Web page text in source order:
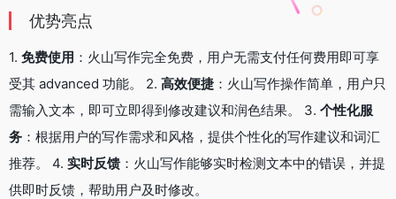
优势亮点
1. 免费使用 ：火山写作完全免费，用户无需支付任何费用即可享
受其 advanced 功能。 2. 高效便捷 ：火山写作操作简单，用户只
需输入文本，即可立即得到修改建议和润色结果。 3. 个性化服
务 ：根据用户的写作需求和风格，提供个性化的写作建议和词汇
推荐。 4. 实时反馈：火山写作能够实时检测文本中的错误，并提
供即时反馈，帮助用户及时修改。